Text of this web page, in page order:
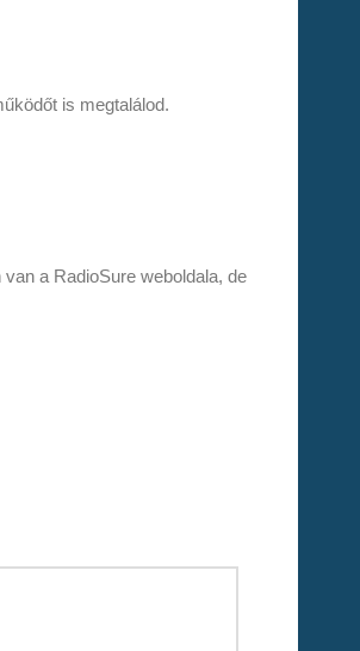
is megtalálod.
a RadioSure weboldala, de